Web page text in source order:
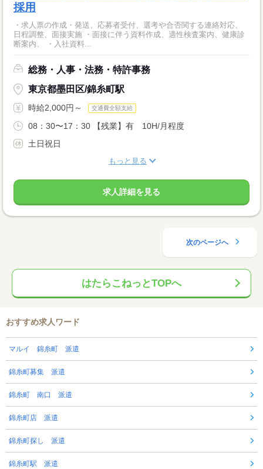
採用
・求人票の作成・発送、応募者受付、選考や合否関する連絡対応、
日程調整、面接実施 ・面接に伴う資料作成、適性検査案内、健康診
断案内、 ・入社資料...
総務・人事・法務・特許事務
東京都墨田区/錦糸町駅
時給2,000円～ 交通費全額支給
08：30〜17：30 【残業】有 10H/月程度
土日祝日
もっと見る
求人詳細を見る
次のページへ
はたらこねっとTOPへ
おすすめ求人ワード
マルイ 錦糸町 派遣
錦糸町募集 派遣
錦糸町 南口 派遣
錦糸町店 派遣
錦糸町探し 派遣
錦糸町駅 派遣